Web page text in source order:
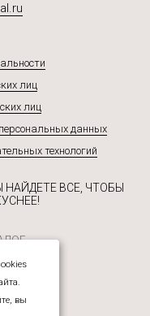
лиц
лиц
данных
технологий
ВСЕ, ЧТОБЫ
вы